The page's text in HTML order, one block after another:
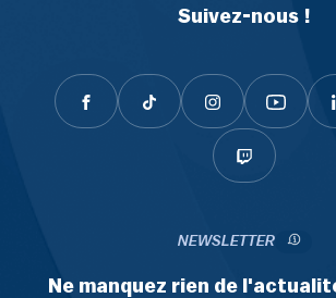
Suivez-nous !
NEWSLETTER
Ne manquez rien de